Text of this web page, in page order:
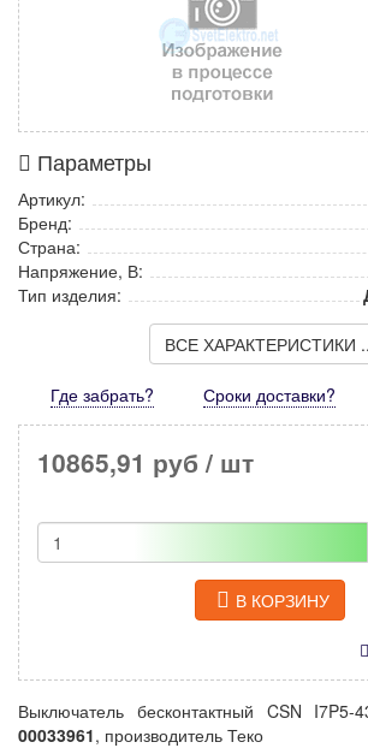
Параметры
Артикул:
Бренд:
Страна:
Напряжение, В:
Тип изделия:
ВСЕ ХАРАКТЕРИСТИКИ
Где забрать? Сроки доставки?
10865,91 руб / шт
В КОРЗИНУ
Выключатель бесконтактный CSN I7P5-
00033961, производитель Теко